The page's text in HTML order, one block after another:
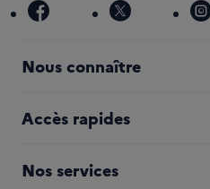
facebook x
Nous connaître
Accès rapides
Nos services